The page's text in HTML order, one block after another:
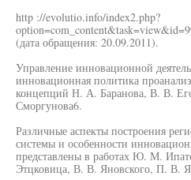
http ://evolutio.info/index2.php?
(дата обращения: 20.09.2011).
Управление инновационной
инновационная политика
концепций Н. А. Баранова, В. В.
Сморгунова6.
Различные аспекты построения
системы и особенности
представлены в работах Ю. М.
Этцковица, В. В. Яновского, П. В.